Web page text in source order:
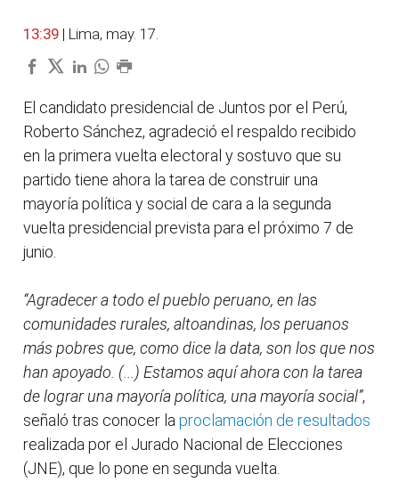
13:39 | Lima, may. 17.
El candidato presidencial de Juntos por el Perú,
Roberto Sánchez, agradeció el respaldo recibido
en la primera vuelta electoral y sostuvo que su
partido tiene ahora la tarea de construir una
mayoría política y social de cara a la segunda
vuelta presidencial prevista para el próximo 7 de
junio.
“Agradecer a todo el pueblo peruano, en las
comunidades rurales, altoandinas, los peruanos
más pobres que, como dice la data, son los que nos
han apoyado. (...) Estamos aquí ahora con la tarea
de lograr una mayoría política, una mayoría social”,
señaló tras conocer la proclamación de resultados
realizada por el Jurado Nacional de Elecciones
(JNE), que lo pone en segunda vuelta.